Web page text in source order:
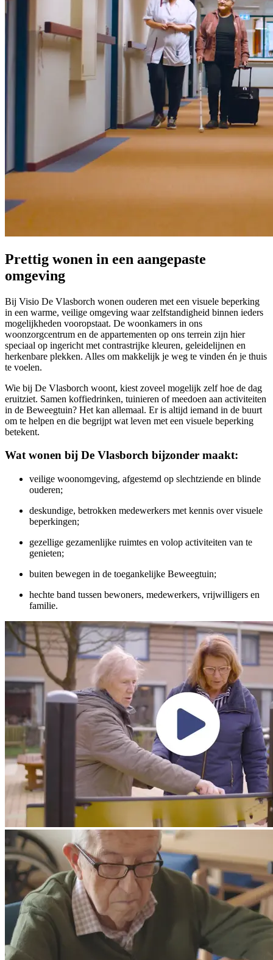
Prettig wonen in een aangepaste
omgeving
Bij Visio De Vlasborch wonen ouderen met een visuele beperking
in een warme, veilige omgeving waar zelfstandigheid binnen ieders
mogelijkheden vooropstaat. De woonkamers in ons
woonzorgcentrum en de appartementen op ons terrein zijn hier
speciaal op ingericht met contrastrijke kleuren, geleidelijnen en
herkenbare plekken. Alles om makkelijk je weg te vinden én je thuis
te voelen.
Wie bij De Vlasborch woont, kiest zoveel mogelijk zelf hoe de dag
eruitziet. Samen koffiedrinken, tuinieren of meedoen aan activiteiten
in de Beweegtuin? Het kan allemaal. Er is altijd iemand in de buurt
om te helpen en die begrijpt wat leven met een visuele beperking
betekent.
Wat wonen bij De Vlasborch bijzonder maakt:
veilige woonomgeving, afgestemd op slechtziende en blinde
ouderen;
deskundige, betrokken medewerkers met kennis over visuele
beperkingen;
gezellige gezamenlijke ruimtes en volop activiteiten van te
genieten;
buiten bewegen in de toegankelijke Beweegtuin;
hechte band tussen bewoners, medewerkers, vrijwilligers en
familie.